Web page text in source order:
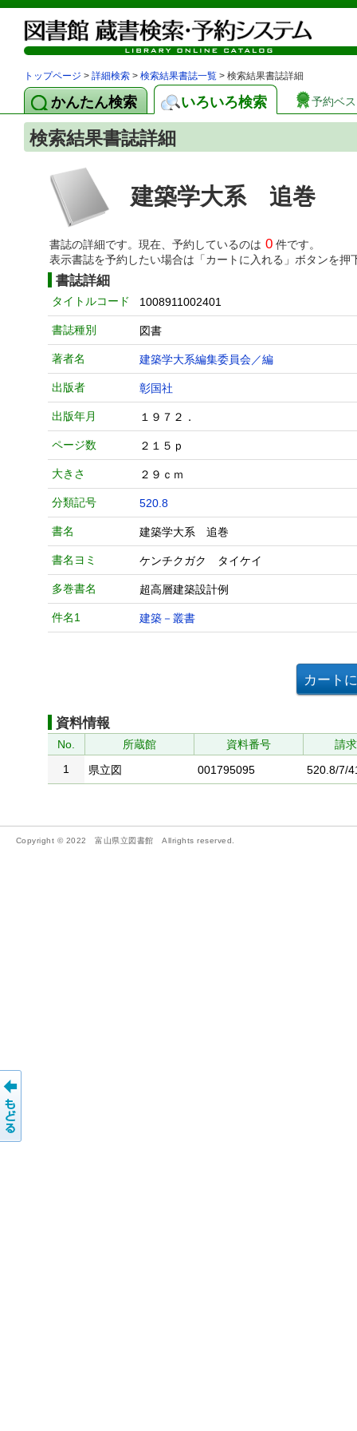
トップページ > 詳細検索 > 検索結果書誌一覧 > 検索結果書誌詳細
かんたん検索 いろいろ検索 予約ベ
検索結果書誌詳細
建築学大系 追巻
書誌の詳細です。現在、予約しているのは 0 件です。
表示書誌を予約したい場合は「カートに入れる」ボタンを押
書誌詳細
タイトルコード 1008911002401
書誌種別 図書
著者名 建築学大系編集委員会／編
出版者 彰国社
出版年月 １９７２．
ページ数 ２１５ｐ
大きさ ２９ｃｍ
分類記号 520.8
書名 建築学大系 追巻
書名ヨミ ケンチクガク タイケイ
多巻書名 超高層建築設計例
件名1 建築－叢書
資料情報
No. 所蔵館 資料番号
請
1
県立図 001795095 520.8/7/
Copyright © 2022 富山県立図書館 Allrights reserved.